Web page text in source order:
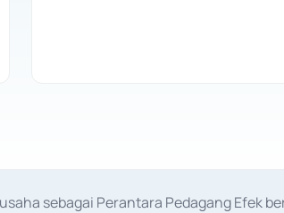
sebagai Perantara Pedagang Efek